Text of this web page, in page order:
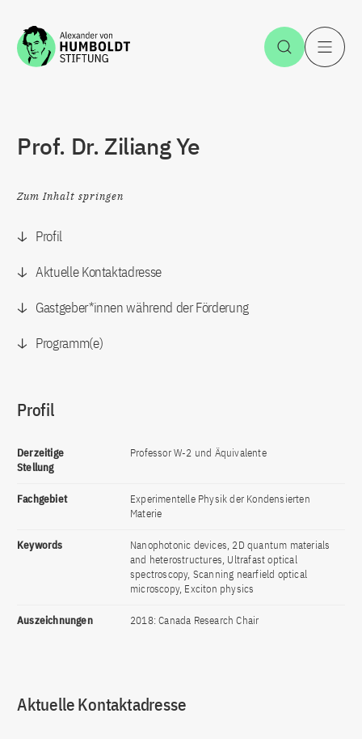
Zum Inhalt springen Suche
Prof. Dr. Ziliang Ye
Zum Inhalt springen
Profil
Aktuelle Kontaktadresse
Gastgeber*innen während der Förderung
Programm(e)
Profil
Derzeitige
Stellung
Professor W-2 und Äquivalente
Fachgebiet
Experimentelle Physik der Kondensierten
Materie
Keywords
Nanophotonic devices, 2D quantum materials
and heterostructures, Ultrafast optical
spectroscopy, Scanning nearfield optical
microscopy, Exciton physics
Auszeichnungen 2018: Canada Research Chair
Aktuelle Kontaktadresse